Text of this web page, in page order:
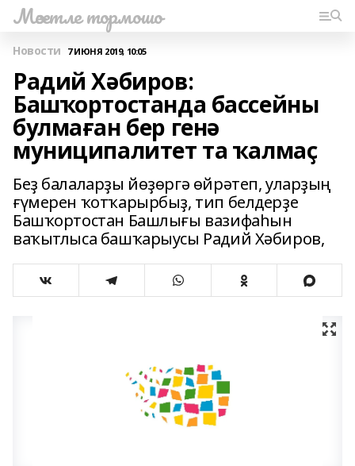
Мәсетле тормошо
Новости 7 ИЮНЯ 2019, 10:05
Радий Хәбиров:
Башҡортостанда бассейны
булмаған бер генә
муниципалитет та ҡалмаҫ
Беҙ балаларҙы йөҙөргә өйрәтеп, уларҙың
ғүмерен ҡотҡарырбыҙ, тип белдерҙе
Башҡортостан Башлығы вазифаһын
ваҡытлыса башҡарыусы Радий Хәбиров,